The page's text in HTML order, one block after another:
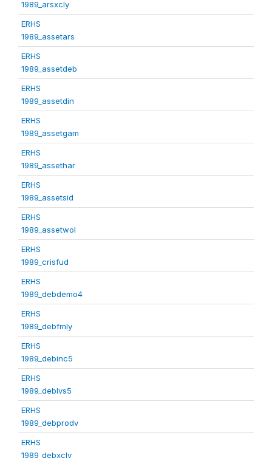
1989_arsxcly
ERHS
1989_assetars
ERHS
1989_assetdeb
ERHS
1989_assetdin
ERHS
1989_assetgam
ERHS
1989_assethar
ERHS
1989_assetsid
ERHS
1989_assetwol
ERHS
1989_crisfud
ERHS
1989_debdemo4
ERHS
1989_debfmly
ERHS
1989_debinc5
ERHS
1989_deblvs5
ERHS
1989_debprodv
ERHS
1989_debxcly